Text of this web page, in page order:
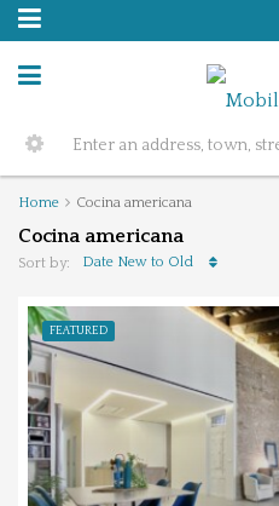
Home Cocina americana
Cocina americana
Sort by: Date New to Old
FEATURED